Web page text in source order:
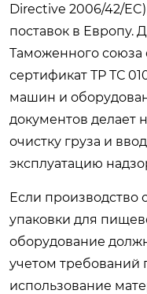
Directive 2006/42/
поставок в Европу.
Таможенного союза
сертификат ТР ТС
машин и
документов
очистку груза и
эксплуатацию
Если производство
упаковки для
оборудование
учетом требований
использование